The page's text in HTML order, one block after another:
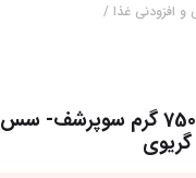
و افزودنی غذا /
پودر دمی گلس 750 گرم سوپرشف- سس